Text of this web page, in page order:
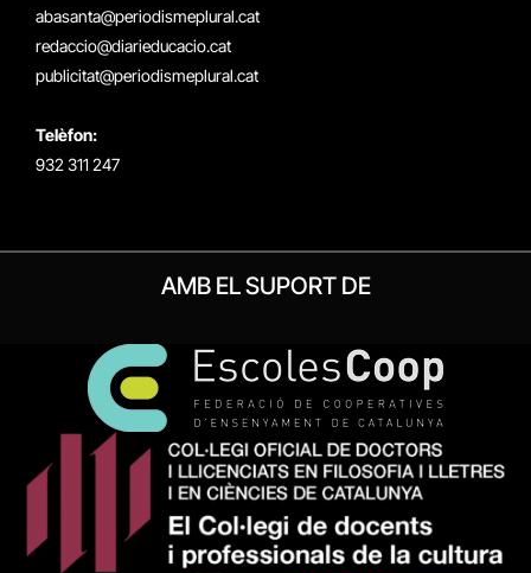
abasanta@periodismeplural.cat
redaccio@diarieducacio.cat
publicitat@periodismeplural.cat
Telèfon:
932 311 247
AMB EL SUPORT DE